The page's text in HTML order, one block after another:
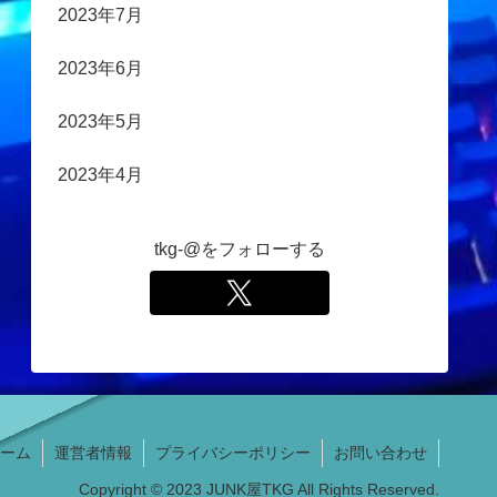
2023年7月
2023年6月
2023年5月
2023年4月
tkg-@をフォローする
ム 運営者情報 プライバシーポリシー お問い合わせ
Copyright © 2023 JUNK屋TKG All Rights Reserved.